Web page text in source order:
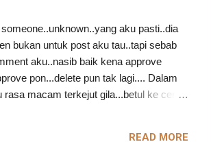
aku pasti..dia
bukan untuk post aku tau..tapi sebab
aku..nasib baik kena approve
pon...delete pun tak lagi.... Dalam
macam terkejut gila...betul ke cerita
READ MORE